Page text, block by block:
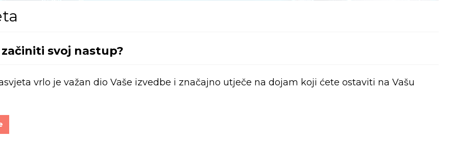
svoj nastup?
vrlo je važan dio Vaše izvedbe i značajno utječe na dojam koji ćete ostaviti na Vašu